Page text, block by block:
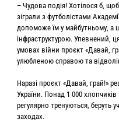
– Чудова подія! Хотілося б,
зіграли з футболістами
допоможе їм у майбутньому, а
інфраструктурою. Упевнений,
умовах війни проєкт «Давай,
улюбленою справою та
Наразі проєкт «Давай, грай!»
України. Понад 1 000 хлопчиків
регулярно тренуються, беруть
заходах.